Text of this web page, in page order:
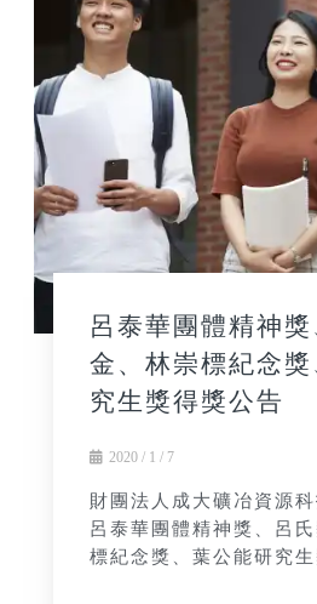
呂泰華團體精神
金、林崇標紀念
究生獎得獎公告
2020 / 1 / 7
財團法人成大礦冶資源
呂泰華團體精神獎、呂
標紀念獎、葉公能研究